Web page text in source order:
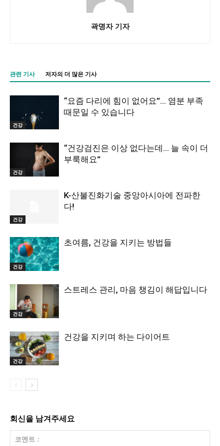
곽명자 기자
관련 기사 저자의 더 많은 기사
건강
“요즘 다리에 힘이 없어요”… 염분 부족
때문일 수 있습니다
건강
“건강검진은 이상 없다는데… 늘 속이 더
부룩해요”
건강
K-산불진화기술 중앙아시아에 전파한
다!
건강
초여름, 건강을 지키는 방법들
건강
스트레스 관리, 마음 챙김이 해답입니다
건강
건강을 지키며 하는 다이어트
회신을 남겨주세요